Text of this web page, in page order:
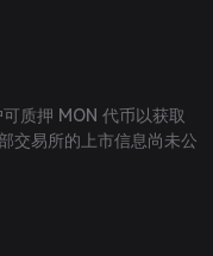
质押 MON 代币以获取
交易所的上市信息尚未公